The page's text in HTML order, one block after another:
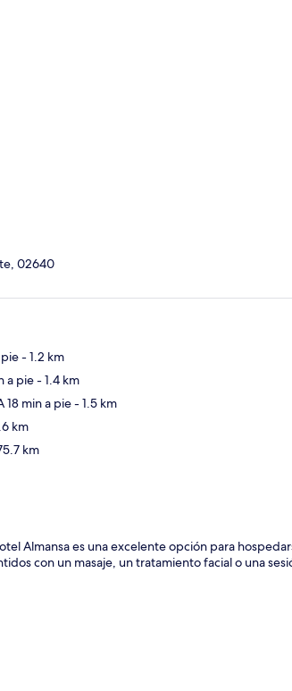
02640
pie- 1.2 km
a pie- 1.4 km
18 min a pie- 1.5 km
km
km
Almansa es una excelente opción para
con un masaje, un tratamiento facial o una